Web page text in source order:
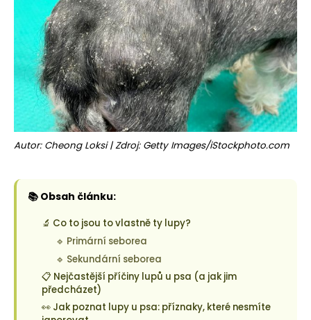
Autor: Cheong Loksi|Zdroj: Getty Images/iStockphoto.com
📚 Obsah článku:
🔬 Co to jsou to vlastně ty lupy?
🔹 Primární seborea
🔹 Sekundární seborea
📋 Nejčastější příčiny lupů u psa (a jak jim
předcházet)
👀 Jak poznat lupy u psa: příznaky, které nesmíte
r
u
u
j
e
m
e